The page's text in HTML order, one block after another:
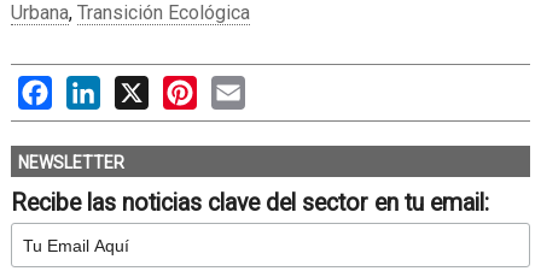
Urbana, Transición Ecológica
FacebookLinkedIn Pinterest
NEWSLETTER
Recibe las noticias clave del sector en tu email: